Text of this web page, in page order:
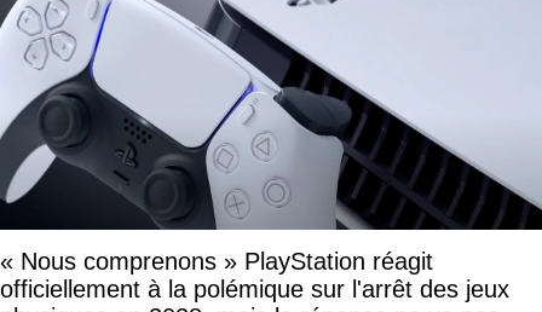
« Nous comprenons » PlayStation réagit
officiellement à la polémique sur l'arrêt des jeux